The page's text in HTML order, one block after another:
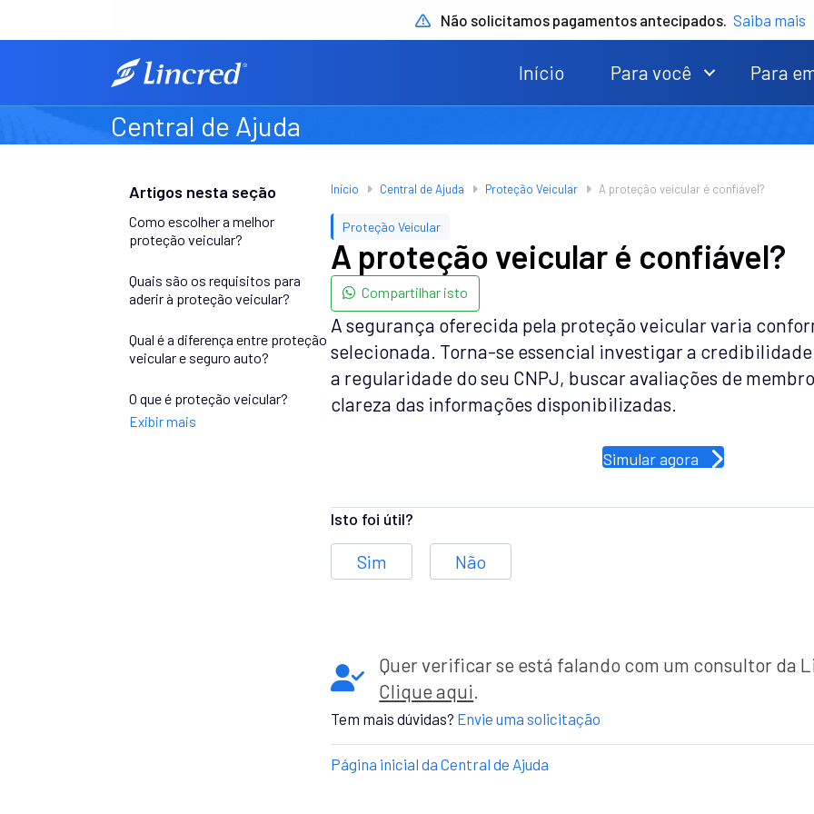
Não solicitamos pagamentos antecipados. Saiba mais
Início Para você Para
Central de Ajuda
Artigos nesta seção
Como escolher a melhor
proteção veicular?
Quais são os requisitos para
aderir à proteção veicular?
Qual é a diferença entre proteção
veicular e seguro auto?
O que é proteção veicular?
Exibir mais
Início Central de Ajuda Proteção Veicular A proteção veicular é confiável?
Proteção Veicular
A proteção veicular é confiável?
Compartilhar isto
A segurança oferecida pela proteção veicular varia
selecionada. Torna-se essencial investigar a
a regularidade do seu CNPJ, buscar avaliações de
clareza das informações disponibilizadas.
Simular agora
Isto foi útil?
Sim Não
Quer verificar se está falando com um consultor da
Clique aqui
Tem mais dúvidas? Envie uma solicitação
Página inicial da Central de Ajuda